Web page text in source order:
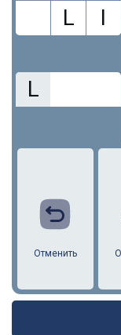
L
I
L
Отменить